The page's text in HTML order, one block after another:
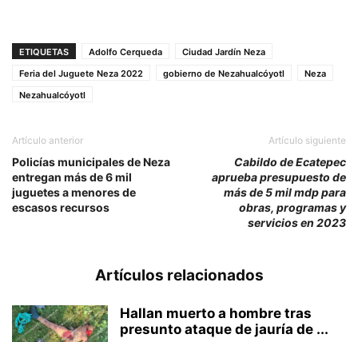
ETIQUETAS Adolfo Cerqueda
Ciudad Jardín Neza
Feria del Juguete Neza 2022
gobierno de Nezahualcóyotl
Neza
Nezahualcóyotl
Artículo anterior
Policías municipales de Neza
entregan más de 6 mil
juguetes a menores de
escasos recursos
Artículo siguiente
Cabildo de Ecatepec
aprueba presupuesto de
más de 5 mil mdp para
obras, programas y
servicios en 2023
Artículos relacionados
Hallan muerto a hombre tras
presunto ataque de jauría de ...